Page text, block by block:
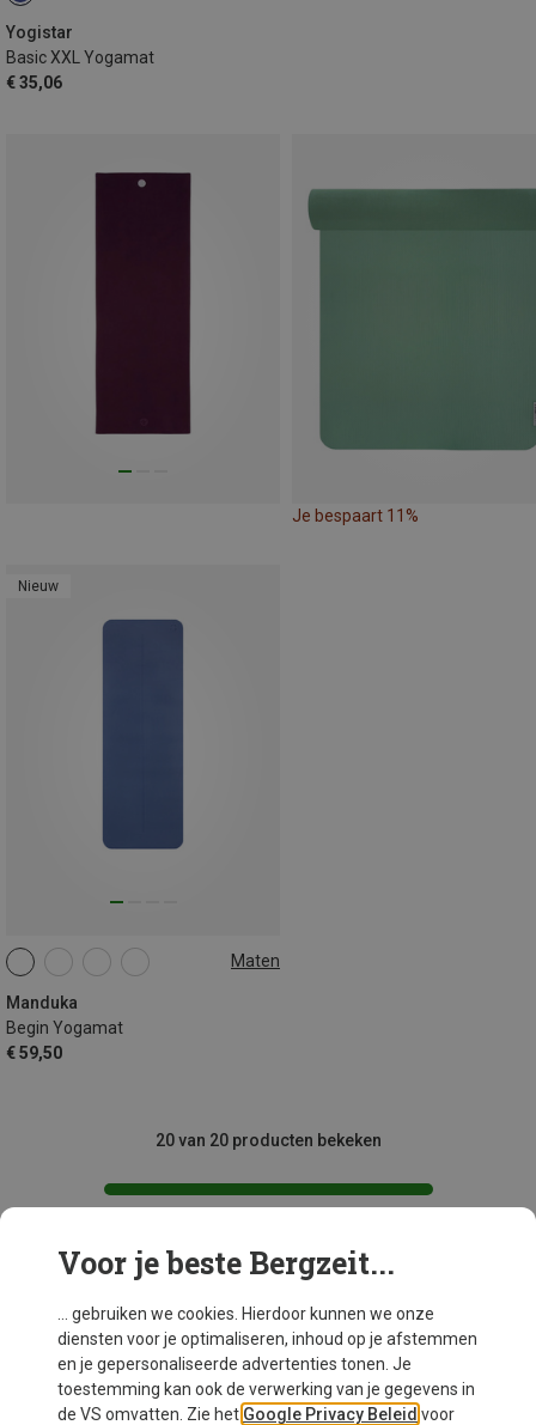
Yogistar
Basic XXL Yogamat
€ 35,06
Je bespaart 11%
Nieuw
Maten
Manduka
Begin Yogamat
€ 59,50
172CM
20 van 20 producten bekeken
Mogelijk interessant voor je
Voor je beste Bergzeit...
... gebruiken we cookies. Hierdoor kunnen we onze
diensten voor je optimaliseren, inhoud op je afstemmen
en je gepersonaliseerde advertenties tonen. Je
toestemming kan ook de verwerking van je gegevens in
de VS omvatten. Zie het Google Privacy Beleid voor